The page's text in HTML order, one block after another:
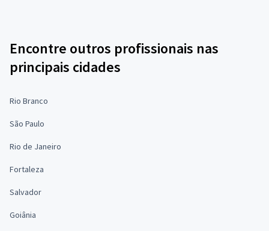
Encontre outros profissionais nas
principais cidades
Rio Branco
São Paulo
Rio de Janeiro
Fortaleza
Salvador
Goiânia